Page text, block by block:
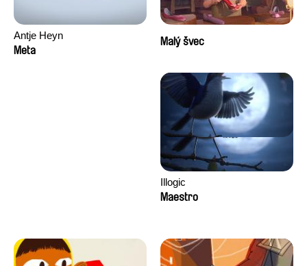
Antje Heyn
Meta
Malý švec
Illogic
Maestro